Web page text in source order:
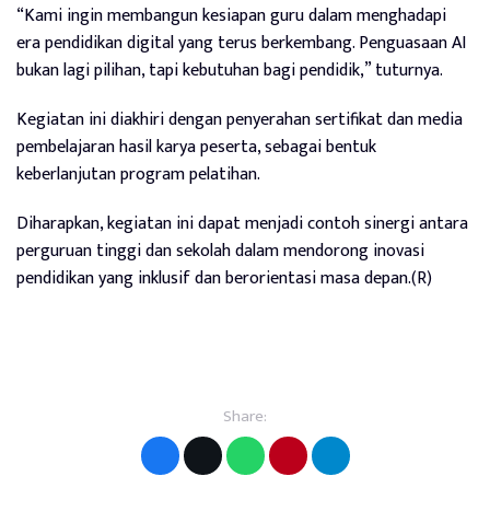
“Kami ingin membangun kesiapan guru dalam menghadapi
era pendidikan digital yang terus berkembang. Penguasaan AI
bukan lagi pilihan, tapi kebutuhan bagi pendidik,” tuturnya.
Kegiatan ini diakhiri dengan penyerahan sertifikat dan media
pembelajaran hasil karya peserta, sebagai bentuk
keberlanjutan program pelatihan.
Diharapkan, kegiatan ini dapat menjadi contoh sinergi antara
perguruan tinggi dan sekolah dalam mendorong inovasi
pendidikan yang inklusif dan berorientasi masa depan.(R)
Share: